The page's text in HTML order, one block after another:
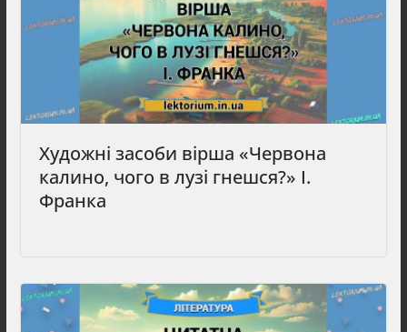
Художні засоби вірша «Червона
калино, чого в лузi гнешся?» І.
Франка